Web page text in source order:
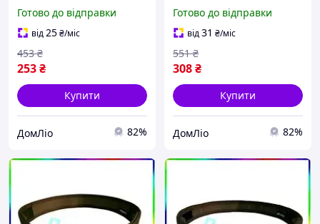
пояс з фастексом тройної
фіксації Doros Prop Doro-
l2
Готово до відправки
від25₴/міс
253₴
453 ₴
Купити
ДомЛіо 82%
фиксатором Doros Prop 50
мм Doro-l2
Готово до відправки
від31 ₴/міс
308₴
551 ₴
Купити
ДомЛіо 82%